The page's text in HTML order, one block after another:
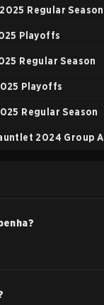
Regular Season
Playoffs
Regular Season
Playoffs
Regular Season
2024 Group A